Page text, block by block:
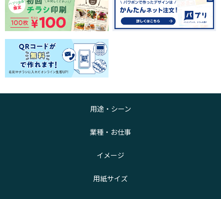
用途・シーン
業種・お仕事
イメージ
用紙サイズ